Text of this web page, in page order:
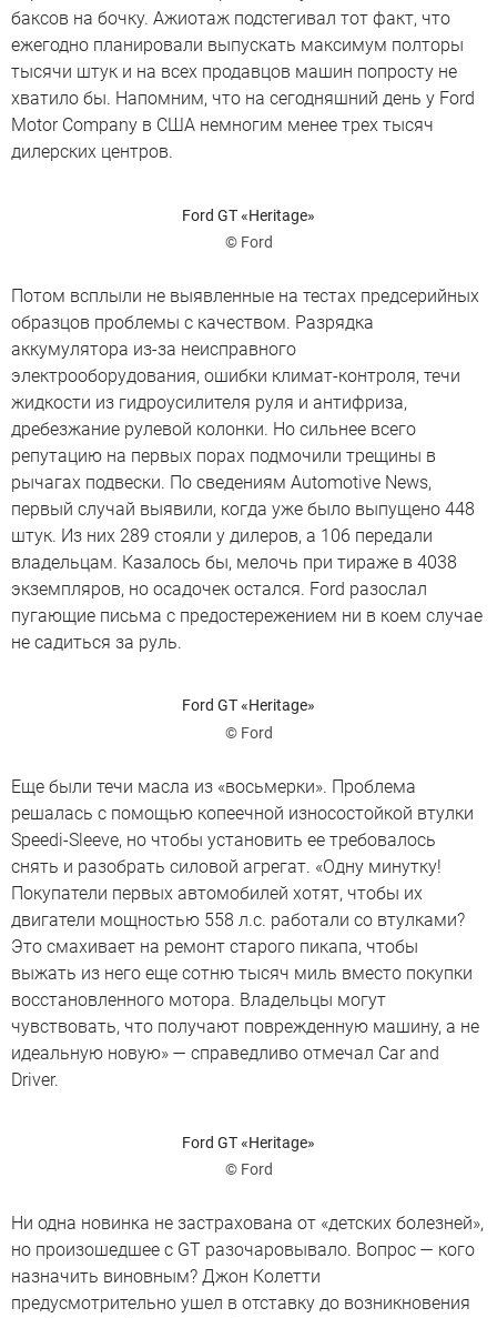
баксов на бочку. Ажиотаж подстегивал тот факт, что
ежегодно планировали выпускать максимум полторы
тысячи штук и на всех продавцов машин попросту не
хватило бы. Напомним, что на сегодняшний день у Ford
Motor Company в США немногим менее трех тысяч
дилерских центров.
Ford GT «Heritage»
© Ford
Потом всплыли не выявленные на тестах предсерийных
образцов проблемы с качеством. Разрядка
аккумулятора из-за неисправного
электрооборудования, ошибки климат-контроля, течи
жидкости из гидроусилителя руля и антифриза,
дребезжание рулевой колонки. Но сильнее всего
репутацию на первых порах подмочили трещины в
рычагах подвески. По сведениям Automotive News,
первый случай выявили, когда уже было выпущено 448
штук. Из них 289 стояли у дилеров, а 106 передали
владельцам. Казалось бы, мелочь при тираже в 4038
экземпляров, но осадочек остался. Ford разослал
пугающие письма с предостережением ни в коем случае
не садиться за руль.
Ford GT «Heritage»
© Ford
Еще были течи масла из «восьмерки». Проблема
решалась с помощью копеечной износостойкой втулки
Speedi-Sleeve, но чтобы установить ее требовалось
снять и разобрать силовой агрегат. «Одну минутку!
Покупатели первых автомобилей хотят, чтобы их
двигатели мощностью 558 л.с. работали со втулками?
Это смахивает на ремонт старого пикапа, чтобы
выжать из него еще сотню тысяч миль вместо покупки
восстановленного мотора. Владельцы могут
чувствовать, что получают поврежденную машину, а не
идеальную новую» — справедливо отмечал Car and
Driver.
Ford GT «Heritage»
© Ford
Ни одна новинка не застрахована от «детских болезней»,
но произошедшее с GT разочаровывало. Вопрос — кого
назначить виновным? Джон Колетти
предусмотрительно ушел в отставку до возникновения